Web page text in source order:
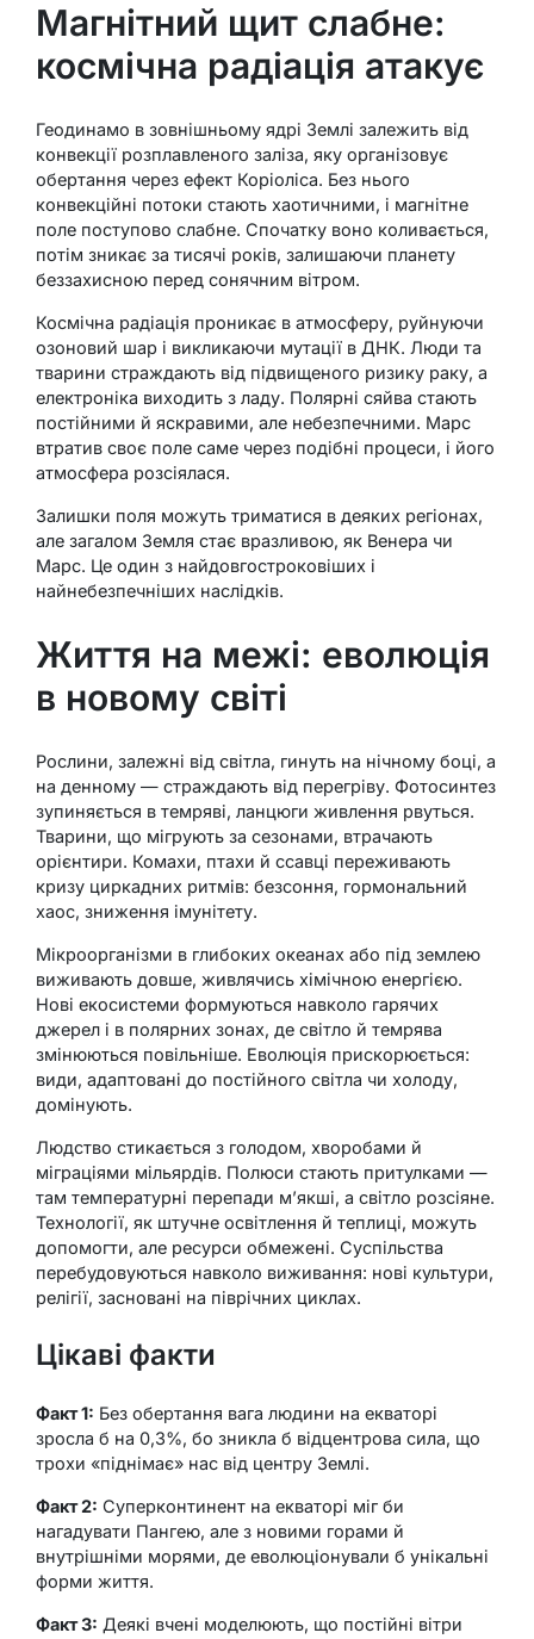
Магнітний щит слабне:
космічна радіація атакує
Геодинамо в зовнішньому ядрі Землі залежить від
конвекції розплавленого заліза, яку організовує
обертання через ефект Коріоліса. Без нього
конвекційні потоки стають хаотичними, і магнітне
поле поступово слабне. Спочатку воно коливається,
потім зникає за тисячі років, залишаючи планету
беззахисною перед сонячним вітром.
Космічна радіація проникає в атмосферу, руйнуючи
озоновий шар і викликаючи мутації в ДНК. Люди та
тварини страждають від підвищеного ризику раку, а
електроніка виходить з ладу. Полярні сяйва стають
постійними й яскравими, але небезпечними. Марс
втратив своє поле саме через подібні процеси, і його
атмосфера розсіялася.
Залишки поля можуть триматися в деяких регіонах,
але загалом Земля стає вразливою, як Венера чи
Марс. Це один з найдовгостроковіших і
найнебезпечніших наслідків.
Життя на межі: еволюція
в новому світі
Рослини, залежні від світла, гинуть на нічному боці, а
на денному — страждають від перегріву. Фотосинтез
зупиняється в темряві, ланцюги живлення рвуться.
Тварини, що мігрують за сезонами, втрачають
орієнтири. Комахи, птахи й ссавці переживають
кризу циркадних ритмів: безсоння, гормональний
хаос, зниження імунітету.
Мікроорганізми в глибоких океанах або під землею
виживають довше, живлячись хімічною енергією.
Нові екосистеми формуються навколо гарячих
джерел і в полярних зонах, де світло й темрява
змінюються повільніше. Еволюція прискорюється:
види, адаптовані до постійного світла чи холоду,
домінують.
Людство стикається з голодом, хворобами й
міграціями мільярдів. Полюси стають притулками —
там температурні перепади м’якші, а світло розсіяне.
Технології, як штучне освітлення й теплиці, можуть
допомогти, але ресурси обмежені. Суспільства
перебудовуються навколо виживання: нові культури,
релігії, засновані на піврічних циклах.
Цікаві факти
Факт 1: Без обертання вага людини на екваторі
зросла б на 0,3%, бо зникла б відцентрова сила, що
трохи «піднімає» нас від центру Землі.
Факт 2: Суперконтинент на екваторі міг би
нагадувати Пангею, але з новими горами й
внутрішніми морями, де еволюціонували б унікальні
форми життя.
Факт 3: Деякі вчені моделюють, що постійні вітри